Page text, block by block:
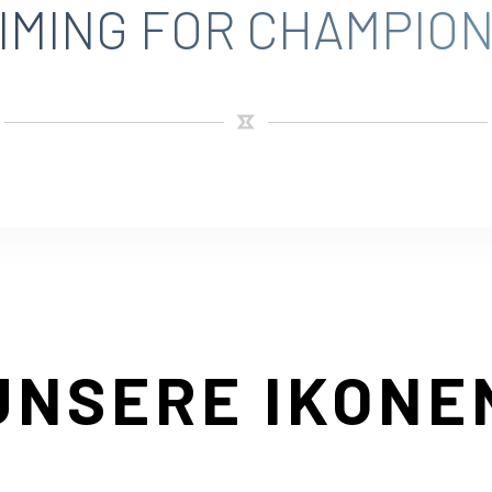
FOR